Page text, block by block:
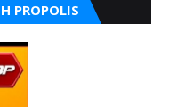
PROPOLIS